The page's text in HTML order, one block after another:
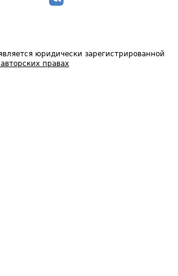
юридически зарегистрированной
правах